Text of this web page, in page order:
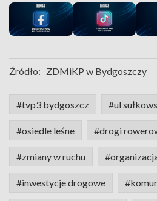
Źródło: ZDMiKP w Bydgoszczy
#tvp3 bydgoszcz #ul
#osiedle leśne #drogi
#zmiany w ruchu
#inwestycje drogowe